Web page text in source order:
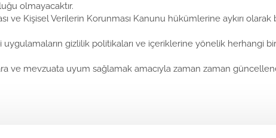
olmayacaktır.
ve Kişisel Verilerin Korunması Kanunu hükümlerine aykırı olarak
gizlilik politikaları ve içeriklerine yönelik herhangi
ve mevzuata uyum sağlamak amacıyla zaman zaman